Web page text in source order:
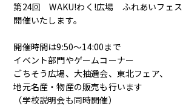
学生生活
受験をお考えの方
その他の情報
第24回 WAKU!わく!広場 ふれあいフェ
開催いたします。
開催時間は9:50～14:00まで
イベント部門やゲームコーナー
ごちそう広場、大抽選会、東北フェア、
地元名産・物産の販売も行います
（学校説明会も同時開催）